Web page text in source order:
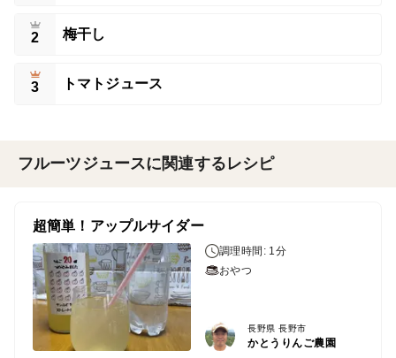
2 梅干し
3 トマトジュース
フルーツジュースに関連するレシピ
超簡単！アップルサイダー
調理時間: 1分
おやつ
長野県 長野市
かとうりんご農園